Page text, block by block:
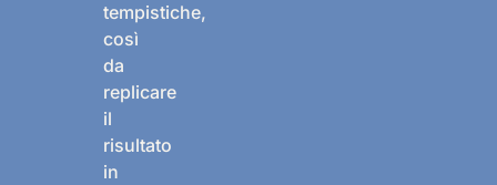
tempistiche,
così
da
replicare
il
risultato
in